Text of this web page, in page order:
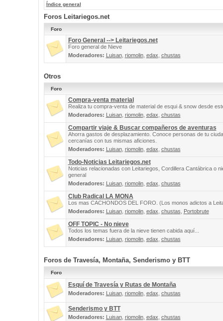
Índice general
Foros Leitariegos.net
Foro
Foro General --> Leitariegos.net
Foro general de Nieve
Moderadores: Luisan, riomolin, edax chustas
Otros
Foro
Compra-venta material
Realiza tu compra-venta de material de esqui & snow desde
Moderadores: Luisan, riomolin, edax chustas
Compartir viaje & Buscar compañeros de aventuras
Ahorra gastos de desplazamiento. Conoce personas de tu
cercanías con tus mismas aficiones.
Moderadores: Luisan, riomolin, edax chustas
Todo-Noticias Leitariegos.net
Noticias relacionadas con Leitariegos, Cordillera Cantábrica o
general
Moderadores: Luisan, riomolin, edax chustas
Club Radical LA MONA
Los mas CACHONDOS DEL FORO. (Los monos adictos a
Moderadores: Luisan, riomolin, edax chustas Portobrute
OFF TOPIC - No nieve
Todos los temas fuera de la nieve tienen cabida aquí...
Moderadores: Luisan, riomolin, edax chustas
Foros de Travesía, Montaña, Senderismo y BTT
Foro
Esquí de Travesía y Rutas de Montaña
Moderadores: Luisan, riomolin, edax chustas
Senderismo y BTT
Moderadores: Luisan, riomolin, edax chustas